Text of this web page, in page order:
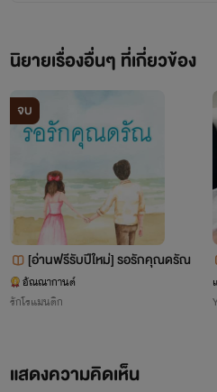
นรีรัตน์
นรีรัตน์
คำสั่งรักจอมอิ
ภรรยาไร้เดียง
นิยายเรื่องอื่นๆ ที่เกี่ยวข้อง
จบ
[อ่านฟรีรับปีใหม่] รอรักคุณดรัณ
อัณณากานต์
รักโรแมนติก
แสดงความคิดเห็น